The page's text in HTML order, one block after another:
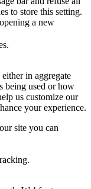
to store this setting.
a new
in aggregate
being used or how
us customize our
your experience.
site you can